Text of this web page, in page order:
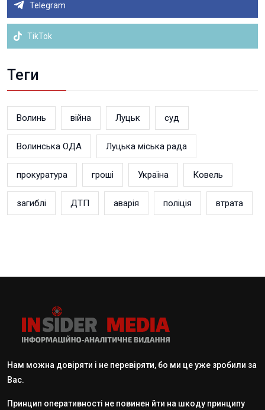
Telegram
TikTok
Теги
Волинь війна Луцьк суд
Волинська ОДА Луцька міська рада
прокуратура гроші Україна Ковель
загиблі ДТП аварія поліція втрата
Нам можна довіряти і не перевіряти, бо ми це уже зробили за
Вас.
Принцип оперативності не повинен йти на шкоду принципу